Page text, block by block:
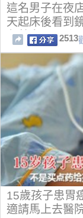
這名男子在夜
天起床後看到
色蒼白！
2513
15歲孩子患胃
適請馬上去醫